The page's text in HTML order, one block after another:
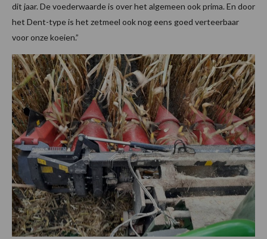
dit jaar. De voederwaarde is over het algemeen ook prima. En door
het Dent-type is het zetmeel ook nog eens goed verteerbaar
voor onze koeien.”